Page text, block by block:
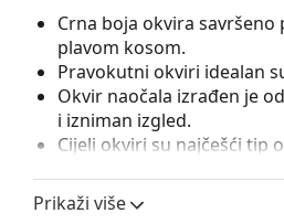
Crna boja okvira
plavom kosom.
Pravokutni okviri idealan
Okvir naočala izrađen je
i izniman izgled.
Cijeli okviri su najčešći tip
otpornost, pouzdano
prikladna je za sve vrste
Prikaži više